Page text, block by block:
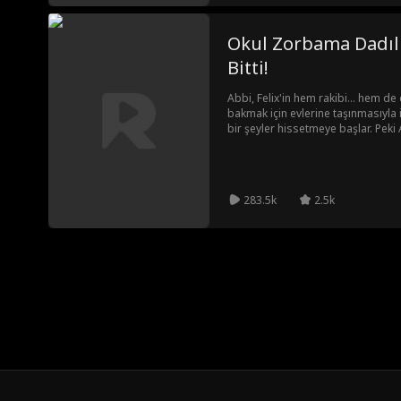
Okul Zorbama
Bitti!
Abbi, Felix'in hem rakibi... hem de
bakmak için evlerine
bir şeyler hissetmeye başlar.
283.5k 2.5k